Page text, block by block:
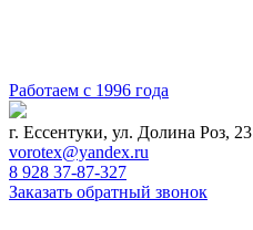
Работаем с 1996 года
г. Ессентуки, ул. Долина Роз, 23
vorotex@yandex.ru
8 928 37-87-327
Заказать обратный звонок